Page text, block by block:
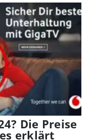
Die Preise
erklärt